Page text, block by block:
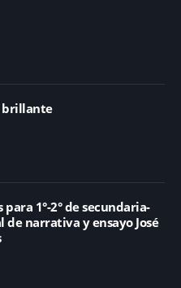
brillante
para 1°-2° de secundaria-
de narrativa y ensayo José